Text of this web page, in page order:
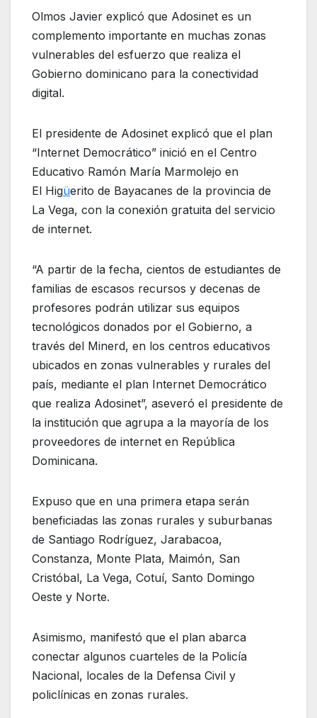
Olmos Javier explicó que Adosinet es un
complemento importante en muchas zonas
vulnerables del esfuerzo que realiza el
Gobierno dominicano para la conectividad
digital.
El presidente de Adosinet explicó que el plan
“Internet Democrático” inició en el Centro
Educativo Ramón María Marmolejo en
El Higüerito de Bayacanes de la provincia de
La Vega, con la conexión gratuita del servicio
de internet.
“A partir de la fecha, cientos de estudiantes de
familias de escasos recursos y decenas de
profesores podrán utilizar sus equipos
tecnológicos donados por el Gobierno, a
través del Minerd, en los centros educativos
ubicados en zonas vulnerables y rurales del
país, mediante el plan Internet Democrático
que realiza Adosinet”, aseveró el presidente de
la institución que agrupa a la mayoría de los
proveedores de internet en República
Dominicana.
Expuso que en una primera etapa serán
beneficiadas las zonas rurales y suburbanas
de Santiago Rodríguez, Jarabacoa,
Constanza, Monte Plata, Maimón, San
Cristóbal, La Vega, Cotuí, Santo Domingo
Oeste y Norte.
Asimismo, manifestó que el plan abarca
conectar algunos cuarteles de la Policía
Nacional, locales de la Defensa Civil y
policlínicas en zonas rurales.